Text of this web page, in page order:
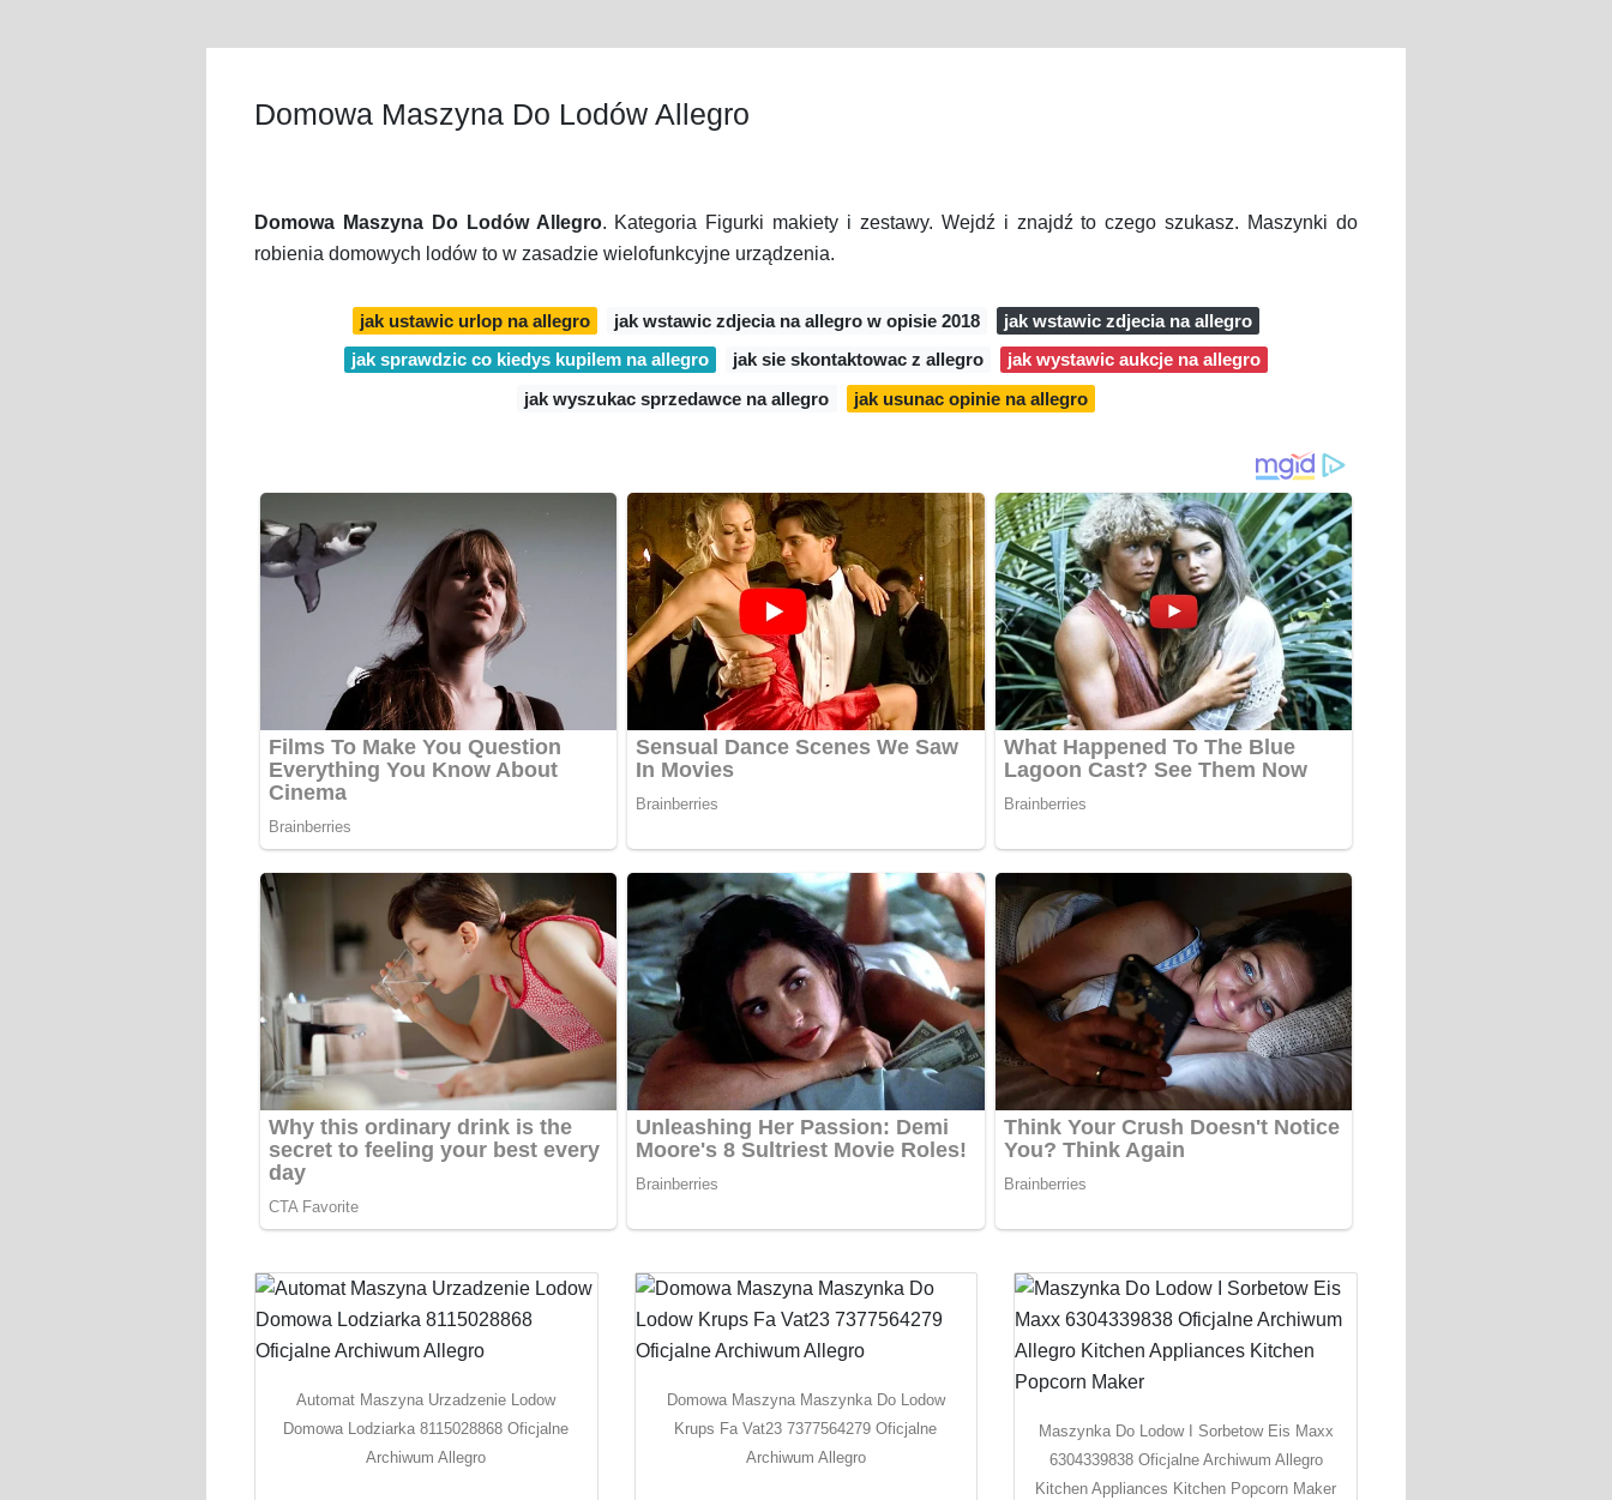
Domowa Maszyna Do Lodów Allegro
Domowa Maszyna Do Lodów Allegro. Kategoria Figurki makiety i zestawy. Wejdź i znajdź to czego szukasz. Maszynki do
robienia domowych lodów to w zasadzie wielofunkcyjne urządzenia.
jak ustawic urlop na allegro jak wstawic zdjecia na allegro w opisie 2018
jak wstawic zdjecia na allegro
jak sprawdzic co kiedys kupilem na allegro
jak sie skontaktowac z allegro
jak wystawic aukcje na allegro
jak wyszukac sprzedawce na allegro
jak usunac opinie na allegro
Automat Maszyna Urzadzenie Lodow
Domowa Lodziarka 8115028868 Oficjalne
Archiwum Allegro
Domowa Maszyna Maszynka Do Lodow
Krups Fa Vat23 7377564279 Oficjalne
Archiwum Allegro
Maszynka Do Lodow I Sorbetow Eis Maxx
6304339838 Oficjalne Archiwum Allegro
Kitchen Appliances Kitchen Popcorn Maker